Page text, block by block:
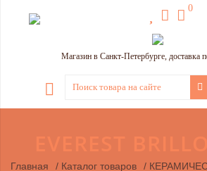
0
Магазин в Санкт-Петербурге, доставка
Главная / Каталог товаров /